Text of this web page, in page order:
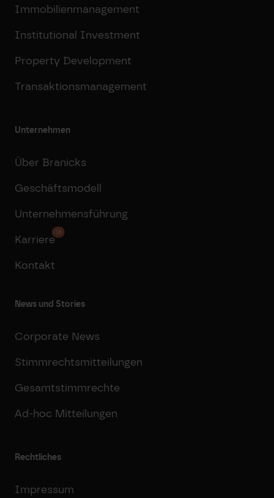
Immobilienmanagement
Institutional Investment
Property Development
Transaktionsmanagement
Unternehmen
Über Branicks
Geschäftsmodell
Unternehmensführung
Karriere
16
Kontakt
News und Stories
Corporate News
Stimmrechtsmitteilungen
Gesamtstimmrechte
Ad-hoc Mitteilungen
Rechtliches
Impressum